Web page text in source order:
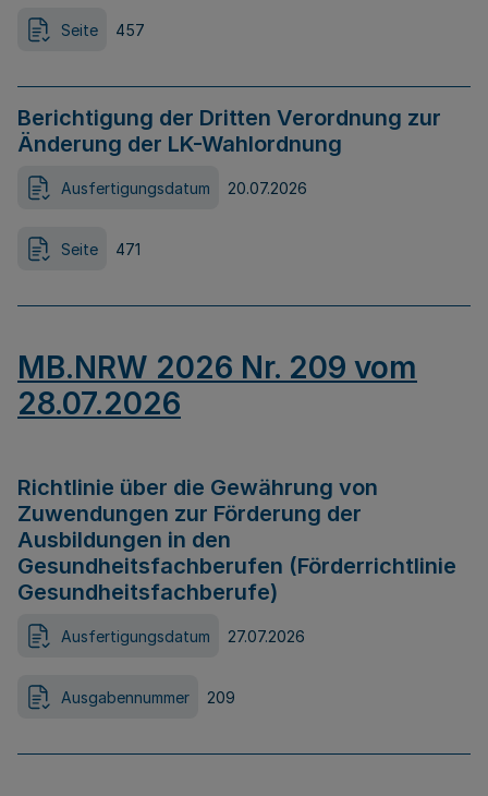
Seite 457
Berichtigung der Dritten Verordnung zur
Änderung der LK-Wahlordnung
Ausfertigungsdatum 20.07.2026
Seite 471
MB.NRW 2026 Nr. 209 vom
28.07.2026
Richtlinie über die Gewährung von
Zuwendungen zur Förderung der
Ausbildungen in den
Gesundheitsfachberufen (Förderrichtlinie
Gesundheitsfachberufe)
Ausfertigungsdatum 27.07.2026
Ausgabennummer 209